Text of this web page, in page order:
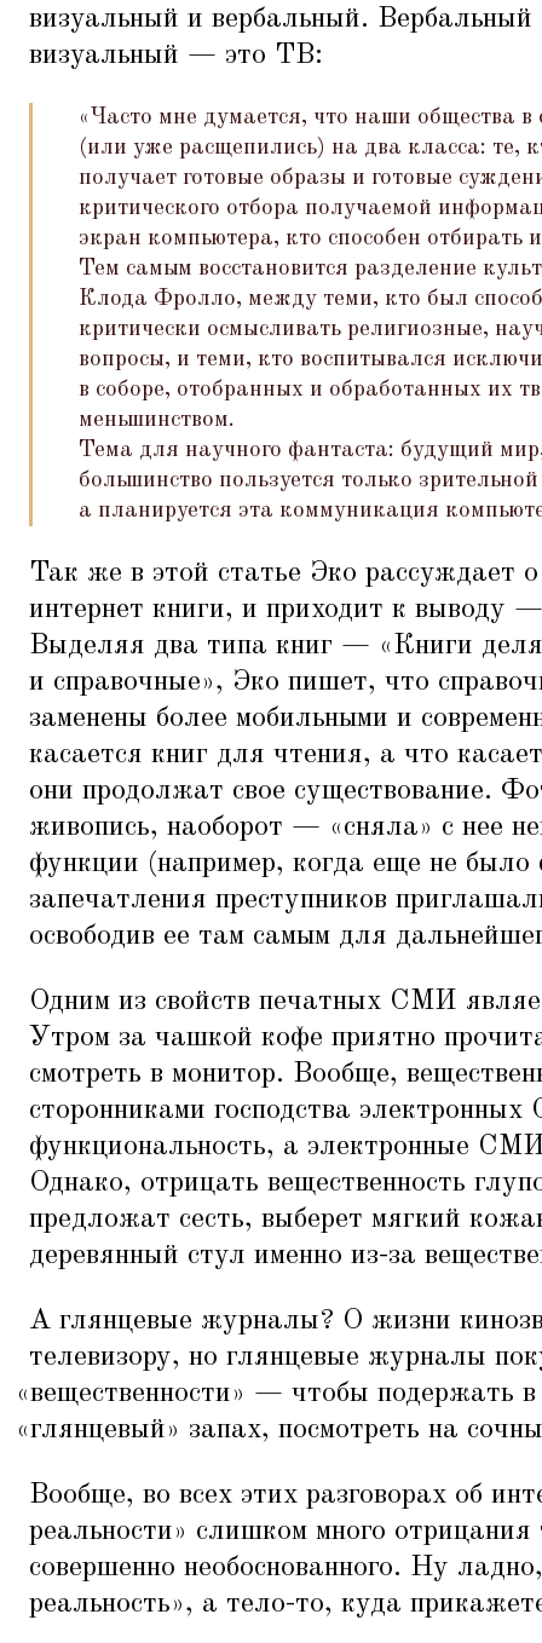
визуальный и вербальный.
визуальный — это ТВ:
«Часто мне думается, что наши общества
(или уже расщепились) на два класса: те,
получает готовые образы и готовые
критического отбора получаемой
экран компьютера, кто способен
Тем самым восстановится разделение
Клода Фролло, между теми, кто был
критически осмысливать религиозные,
вопросы, и теми, кто воспитывался
в соборе, отобранных и обработанных их
меньшинством.
Тема для научного фантаста: будущий
большинство пользуется только
а планируется эта коммуникация
Так же в этой статье Эко рассуждает
интернет книги, и приходит к выводу
Выделяя два типа книг — «Книги
и справочные», Эко пишет, что
заменены более мобильными и
касается книг для чтения, а что
они продолжат свое существование.
живопись, наоборот — «сняла» с нее
функции (например, когда еще не
запечатления преступников
освободив ее там самым для
Одним из свойств печатных СМИ
Утром за чашкой кофе приятно
смотреть в монитор. Вообще,
сторонниками господства
функциональность, а электронные
Однако, отрицать вещественность
предложат сесть, выберет мягкий
деревянный стул именно из-за
А глянцевые журналы? О жизни
телевизору, но глянцевые журналы
«вещественности» — чтобы подержать
«глянцевый» запах, посмотреть на
Вообще, во всех этих разговорах об
реальности» слишком много отрицания
совершенно необоснованного. Ну ладно,
реальность», а тело-то, куда